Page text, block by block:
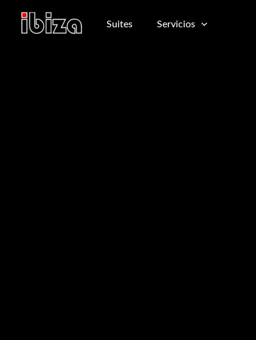
contenido
Suites Servicios